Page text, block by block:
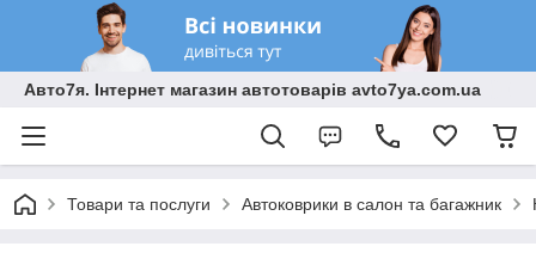
Авто7я. Інтернет магазин автотоварів avto7ya.com.ua
Товари та послуги Автоковрики в салон та багажник